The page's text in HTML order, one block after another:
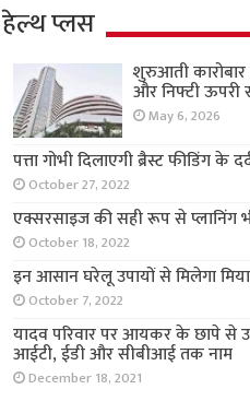
हेल्थ प्लस
शुरुआती
और निफ्टी
May 6, 2026
पत्ता गोभी दिलाएगी ब्रैस्ट फीडिंग के
October 27, 2022
एक्सरसाइज की सही रूप से प्लानिंग
October 18, 2022
इन आसान घरेलू उपायों से मिलेगा
October 7, 2022
यादव परिवार पर आयकर के छापे से
आईटी, ईडी और सीबीआई तक नाम
December 18, 2021